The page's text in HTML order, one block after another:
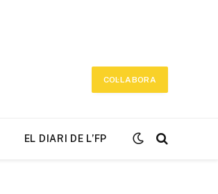
COL·LABORA
EL DIARI DE L’FP